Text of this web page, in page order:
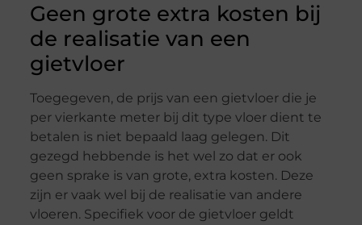
Geen grote extra kosten bij
de realisatie van een
gietvloer
Toegegeven, de prijs van een gietvloer die je
per vierkante meter bij dit type vloer dient te
betalen is niet bepaald laag gelegen. Dit
gezegd hebbende is het wel zo dat er ook
geen sprake is van grote, extra kosten. Deze
zijn er vaak wel bij de realisatie van andere
vloeren. Specifiek voor de gietvloer geldt